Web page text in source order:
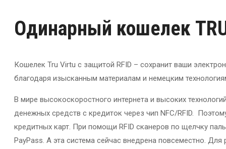
Одинарный кошелек
Кошелек Tru Virtu с защитой RFID – сохранит ваши
благодаря изысканным материалам и немецким
В мире высокоскоростного интернета и высоких
денежных средств с кредиток через чип NFC/RFID.
кредитных карт. При помощи RFID сканеров по щелчку
PayPass. А эта система сейчас внедрена повсеместно.